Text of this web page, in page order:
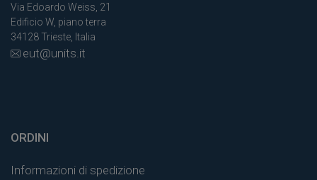
Via Edoardo Weiss, 21
Edificio W, piano terra
34128 Trieste, Italia
eut@units.it
ORDINI
Informazioni di spedizione